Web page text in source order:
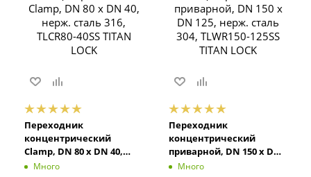
Переходник
концентрический
Clamp, DN 80 x DN 40,
нерж. сталь 316, TLCR80-
Много
Переходник
концентрический
приварной, DN 150 x DN
125, нерж. сталь 304,
Много